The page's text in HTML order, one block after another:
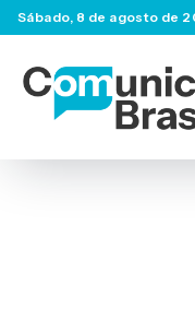
Sábado, 8 de agosto de